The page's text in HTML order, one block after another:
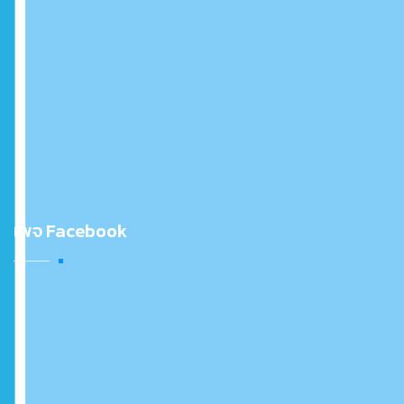
เพจ Facebook